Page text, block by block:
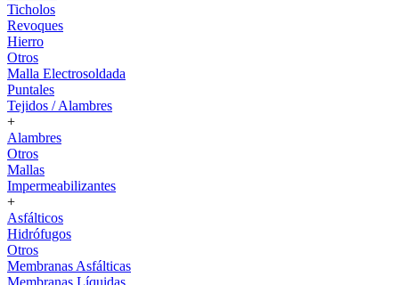
Ticholos
Revoques
Hierro
Otros
Malla Electrosoldada
Puntales
Tejidos / Alambres
+
Alambres
Otros
Mallas
Impermeabilizantes
+
Asfálticos
Hidrófugos
Otros
Membranas Asfálticas
Membranas Líquidas